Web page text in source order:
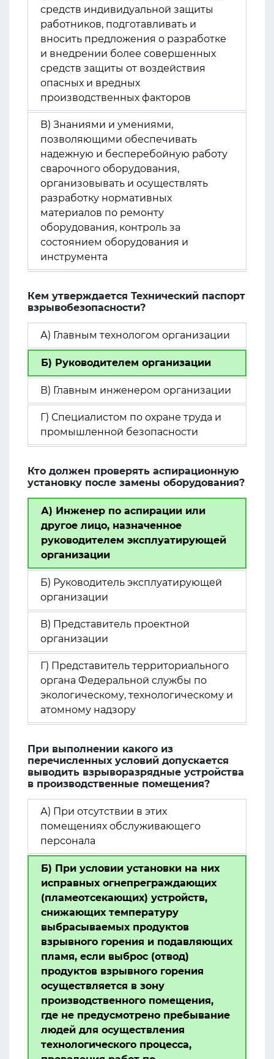
средств индивидуальной защиты
работников, подготавливать и
вносить предложения о разработке
и внедрении более совершенных
средств защиты от воздействия
опасных и вредных
производственных факторов
В) Знаниями и умениями,
позволяющими обеспечивать
надежную и бесперебойную работу
сварочного оборудования,
организовывать и осуществлять
разработку нормативных
материалов по ремонту
оборудования, контроль за
состоянием оборудования и
инструмента
Кем утверждается Технический паспорт
взрывобезопасности?
А) Главным технологом организации
Б) Руководителем организации
В) Главным инженером организации
Г) Специалистом по охране труда и
промышленной безопасности
Кто должен проверять аспирационную
установку после замены оборудования?
А) Инженер по аспирации или
другое лицо, назначенное
руководителем эксплуатирующей
организации
Б) Руководитель эксплуатирующей
организации
В) Представитель проектной
организации
Г) Представитель территориального
органа Федеральной службы по
экологическому, технологическому и
атомному надзору
При выполнении какого из
перечисленных условий допускается
выводить взрыворазрядные устройства
в производственные помещения?
А) При отсутствии в этих
помещениях обслуживающего
персонала
Б) При условии установки на них
исправных огнепреграждающих
(пламеотсекающих) устройств,
снижающих температуру
выбрасываемых продуктов
взрывного горения и подавляющих
пламя, если выброс (отвод)
продуктов взрывного горения
осуществляется в зону
производственного помещения,
где не предусмотрено пребывание
людей для осуществления
технологического процесса,